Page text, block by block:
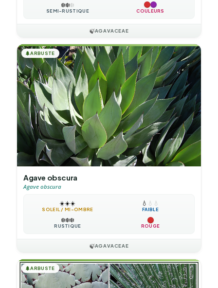
❄️❄️❄️
SEMI-RUSTIQUE COULEURS
🍃AGAVACEAE
🌲ARBUSTE
Agave obscura
Agave obscura
☀️☀️☀️
SOLEIL / MI-OMBRE
💧 💧 💧
FAIBLE
❄️❄️❄️
RUSTIQUE ROUGE
🍃AGAVACEAE
🌲ARBUSTE